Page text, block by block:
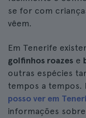
se for com
vêem.
Em Tenerife
golfinhos roazes e
outras espécies
tempos a tempos.
posso ver em
informações